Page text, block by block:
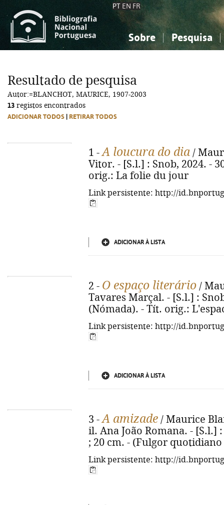
PT EN FR
Sobre Pesquisa
Ciências sociais...
Ciências sociais...
Resultado de pesquisa
Autor:=BLANCHOT, MAURICE, 1907-2003
13 registos encontrados
ADICIONAR TODOS RETIRAR TODOS
1 -A loucura do dia /
Vitor. - [S.l.] : Snob, 2024. -
orig.: La folie du jour
Link persistente: http://
ADICIONAR À LISTA
2 - O espaço literário /
Tavares Marçal. - [S.l.] :
(Nómada). - Tít. orig.:
Link persistente: http://
ADICIONAR À LISTA
3 -A amizade / Maurice
il. Ana João Romana. - [S.l.]
; 20 cm. - (Fulgor quotidiano
Link persistente: http://